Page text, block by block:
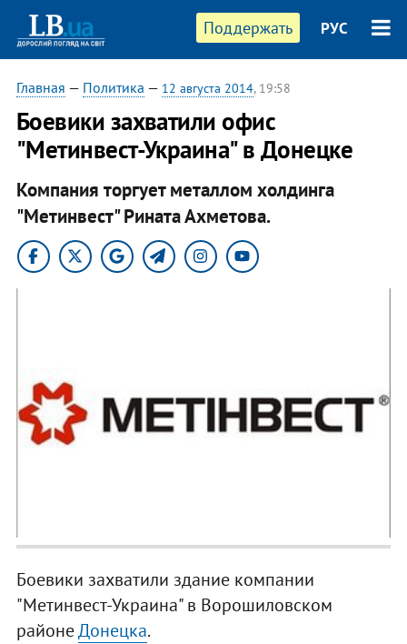
Поддержать РУС
Главная — Политика — 12 августа 2014, 19:58
Боевики захватили офис
"Метинвест-Украина" в Донецке
Компания торгует металлом холдинга
"Метинвест" Рината Ахметова.
Боевики захватили здание компании
"Метинвест-Украина" в Ворошиловском
районеДонецка.